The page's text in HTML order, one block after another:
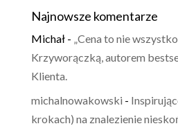
Najnowsze komentarze
Michał- „Cena to nie
Krzyworączką, autorem
Klienta.
michalnowakowski -
krokach) na znalezienie